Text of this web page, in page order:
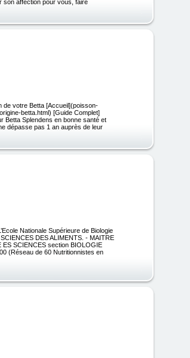
son affection pour vous, faire
de votre Betta [Accueil](poisson-
betta.html) [Guide Complet]
Betta Splendens en bonne santé et
dépasse pas 1 an auprès de leur
Nationale Supérieure de Biologie
DES ALIMENTS. - MAITRE
SCIENCES section BIOLOGIE
(Réseau de 60 Nutritionnistes en